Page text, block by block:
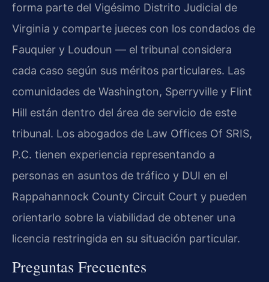
forma parte del Vigésimo Distrito Judicial de
Virginia y comparte jueces con los condados de
Fauquier y Loudoun — el tribunal considera
cada caso según sus méritos particulares. Las
comunidades de Washington, Sperryville y Flint
Hill están dentro del área de servicio de este
tribunal. Los abogados de Law Offices Of SRIS,
P.C. tienen experiencia representando a
personas en asuntos de tráfico y DUI en el
Rappahannock County Circuit Court y pueden
orientarlo sobre la viabilidad de obtener una
licencia restringida en su situación particular.
Preguntas Frecuentes